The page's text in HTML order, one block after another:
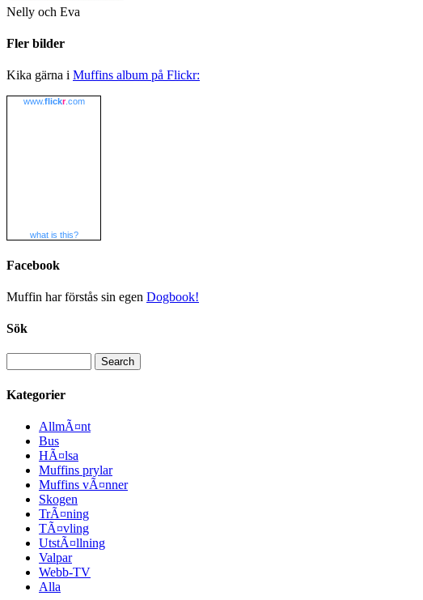
Nelly och Eva
Fler bilder
Kika gärna i Muffins album på Flickr:
www.flickr.com
what is this?
Facebook
Muffin har förstås sin egen Dogbook!
Sök
Kategorier
AllmÃ¤nt
Bus
HÃ¤lsa
Muffins prylar
Muffins vÃ¤nner
Skogen
TrÃ¤ning
TÃ¤vling
UtstÃ¤llning
Valpar
Webb-TV
Alla